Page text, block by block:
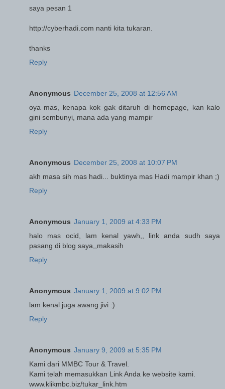
saya pesan 1
http://cyberhadi.com nanti kita tukaran.
thanks
Reply
Anonymous December 25, 2008 at 12:56 AM
oya mas, kenapa kok gak ditaruh di homepage, kan kalo
gini sembunyi, mana ada yang mampir
Reply
Anonymous December 25, 2008 at 10:07 PM
akh masa sih mas hadi... buktinya mas Hadi mampir khan ;)
Reply
Anonymous January 1, 2009 at 4:33 PM
halo mas ocid, lam kenal yawh,, link anda sudh saya
pasang di blog saya,,makasih
Reply
Anonymous January 1, 2009 at 9:02 PM
lam kenal juga awang jivi :)
Reply
Anonymous January 9, 2009 at 5:35 PM
Kami dari MMBC Tour & Travel.
Kami telah memasukkan Link Anda ke website kami.
www.klikmbc.biz/tukar_link.htm